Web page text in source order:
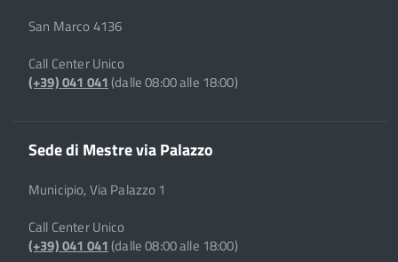
San Marco 4136
Call Center Unico
(+39) 041 041(dalle 08:00 alle 18:00)
Sede di Mestre via Palazzo
Municipio, Via Palazzo 1
Call Center Unico
(+39) 041 041(dalle 08:00 alle 18:00)